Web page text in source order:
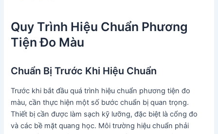
Quy Trình Hiệu Chuẩn Phương
Tiện Đo Màu
Chuẩn Bị Trước Khi Hiệu Chuẩn
Trước khi bắt đầu quá trình hiệu chuẩn phương tiện đo
màu, cần thực hiện một số bước chuẩn bị quan trọng.
Thiết bị cần được làm sạch kỹ lưỡng, đặc biệt là cổng đo
và các bề mặt quang học. Môi trường hiệu chuẩn phải